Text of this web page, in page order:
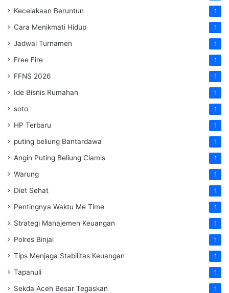
Kecelakaan Beruntun 1
Cara Menikmati Hidup 1
Jadwal Turnamen 1
Free Fire 1
FFNS 2026 1
Ide Bisnis Rumahan 1
soto 1
HP Terbaru 1
puting beliung Bantardawa 1
Angin Puting Beliung Ciamis 1
Warung 1
Diet Sehat 1
Pentingnya Waktu Me Time 1
Strategi Manajemen Keuangan 1
Polres Binjai 1
Tips Menjaga Stabilitas Keuangan 1
Tapanuli 1
Sekda Aceh Besar Tegaskan 1